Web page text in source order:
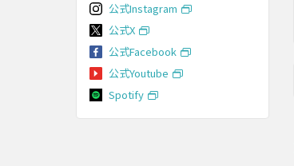
公式Instagram
公式X
公式Facebook
公式Youtube
Spotify